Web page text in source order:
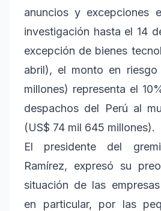
anuncios y excepciones
investigación hasta el 14
excepción de bienes
abril), el monto en
millones) representa el
despachos del Perú al
(US$ 74 mil 645 millones).
El presidente del
Ramírez, expresó su
situación de las
en particular, por las